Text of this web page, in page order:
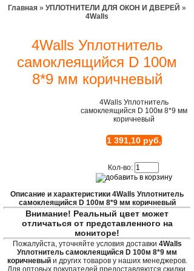
Главная » УПЛОТНИТЕЛИ ДЛЯ ОКОН И ДВЕРЕЙ »
4Walls
4Walls Уплотнитель
самоклеящийся D 100м
8*9 мм коричневый
4Walls Уплотнитель
самоклеящийся D 100м 8*9 мм
коричневый
1 391,10 руб.
Кол-во:
Описание и характеристики 4Walls Уплотнитель
самоклеящийся D 100м 8*9 мм коричневый
Внимание! Реальный цвет может
отличаться от представленного на
мониторе!
Пожалуйста, уточняйте условия доставки 4Walls
Уплотнитель самоклеящийся D 100м 8*9 мм
коричневый и других товаров у наших менеджеров.
Для оптовых покупателей предоставляются скидки.